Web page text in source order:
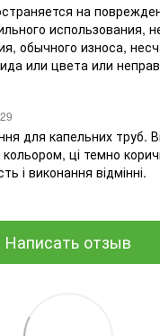
на
использования,
обычного износа,
или цвета или
для капельних труб.
ці темно
і виконання відмінні.
Написать отзыв